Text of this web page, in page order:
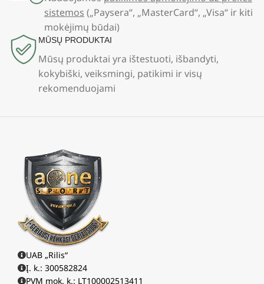
sistemos („Paysera“, „MasterCard“, „Visa“ ir kiti
mokėjimų būdai)
MŪSŲ PRODUKTAI
Mūsų produktai yra ištestuoti, išbandyti,
kokybiški, veiksmingi, patikimi ir visų
rekomenduojami
UAB „Rilis“
Į. k.: 300582824
PVM mok. k.: LT100002513411